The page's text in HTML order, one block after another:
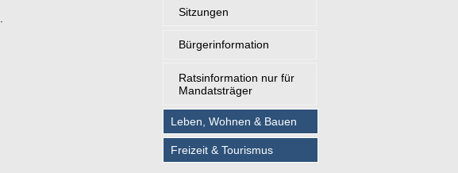
Sitzungen
Bürgerinformation
Ratsinformation nur für
Mandatsträger
Leben, Wohnen & Bauen
Freizeit & Tourismus